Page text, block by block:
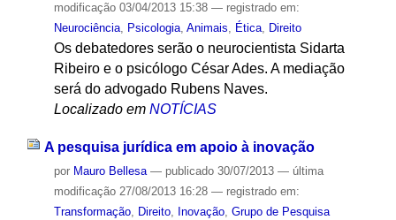
modificação03/04/2013 15:38 — registrado em:
Neurociência, Psicologia, Animais, Ética, Direito
Os debatedores serão o neurocientista Sidarta
Ribeiro e o psicólogo César Ades. A mediação
será do advogado Rubens Naves.
Localizado em NOTÍCIAS
A pesquisa jurídica em apoio à inovação
por Mauro Bellesa — publicado30/07/2013 — última
modificação27/08/2013 16:28 — registrado em:
Transformação, Direito, Inovação, Grupo de Pesquisa